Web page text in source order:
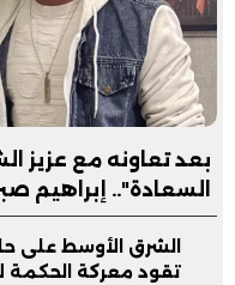
بعد تعاونه مع عزيز
السعادة".. إبراهيم
"كلام"
الشرق الأوسط على
تقود معركة الحكمة